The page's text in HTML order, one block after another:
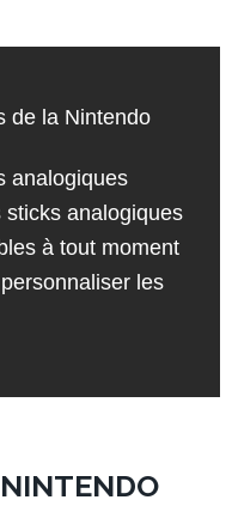
de la Nintendo
analogiques
analogiques
à tout moment
les